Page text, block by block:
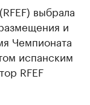
выбрала
и
Чемпионата
испанским
RFEF